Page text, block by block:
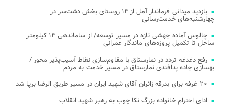
بازدید میدانی فرماندار آمل از ۱۴ روستای بخش دشت‌سر در
چهارشنبه‌های خدمت‌رسانی
چالوس آماده جهشی تازه در مسیر توسعه/ از ساماندهی ۱۴ کیلومتر
ساحل تا تکمیل پروژه‌های ماندگار عمرانی
رفع دغدغه تردد در نمارستاق با مقاوم‌سازی نقاط آسیب‌پذیر محور /
بهسازی جاده پدافندی نمارستاق در مسیر خدمت به مردم
۲۰ غرفه برای بدرقه زائران آقای شهید ایران در مسیر طریق الرضا برپا شد
ادای احترام خانواده بزرگ نکا چوب به رهبر شهید انقلاب